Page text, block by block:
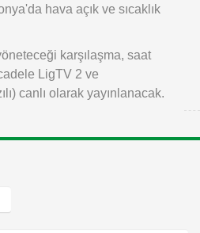
hava açık ve sıcaklık
karşılaşma, saat
LigTV 2 ve
canlı olarak yayınlanacak.